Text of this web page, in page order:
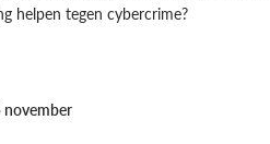
helpen tegen cybercrime?
november